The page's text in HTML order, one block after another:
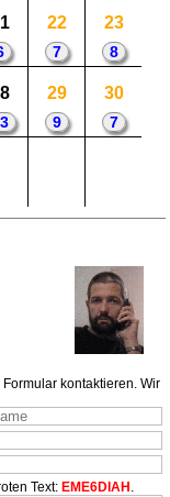
22
7
23
8
29
9
30
7
kontaktieren. Wir
Text: EME6DIAH .